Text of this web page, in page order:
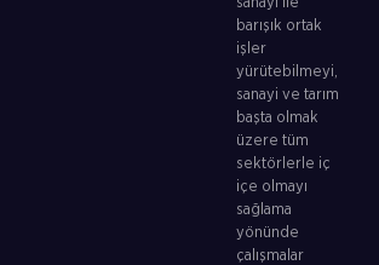
barışık ortak
işler
yürütebilmeyi,
sanayi ve tarım
başta olmak
üzere tüm
sektörlerle iç
içe olmayı
sağlama
yönünde
çalışmalar